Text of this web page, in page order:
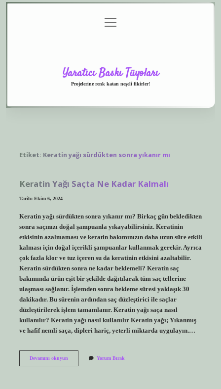
menüyü
aç
Yaratıcı Baskı Tüyoları
Projelerine renk katan neşeli fikirler!
Etiket: Keratin yağı sürdükten sonra yıkanır mı
Keratin Yağı Saçta Ne Kadar Kalmalı
Tarih: Ekim 6, 2024
Keratin yağı sürdükten sonra yıkanır mı? Birkaç gün bekledikten
sonra saçınızı doğal şampuanla yıkayabilirsiniz. Keratinin
etkisinin azalmaması ve keratin bakımınızın daha uzun süre etkili
kalması için doğal içerikli şampuanlar kullanmak gerekir. Ayrıca
çok fazla klor ve tuz içeren su da keratinin etkisini azaltabilir.
Keratin sürdükten sonra ne kadar beklemeli? Keratin saç
bakımında ürün eşit bir şekilde dağıtılarak tüm saç tellerine
ulaşması sağlanır. İşlemden sonra bekleme süresi yaklaşık 30
dakikadır. Bu sürenin ardından saç düzleştirici ile saçlar
düzleştirilerek işlem tamamlanır. Keratin yağı saça nasıl
kullanılır? Keratin yağı nasıl kullanılır Keratin yağı; Yıkanmış
ve hafif nemli saça, dipleri hariç, yeterli miktarda uygulayın.…
Devamını okuyunKeratin
Yorum Bırak